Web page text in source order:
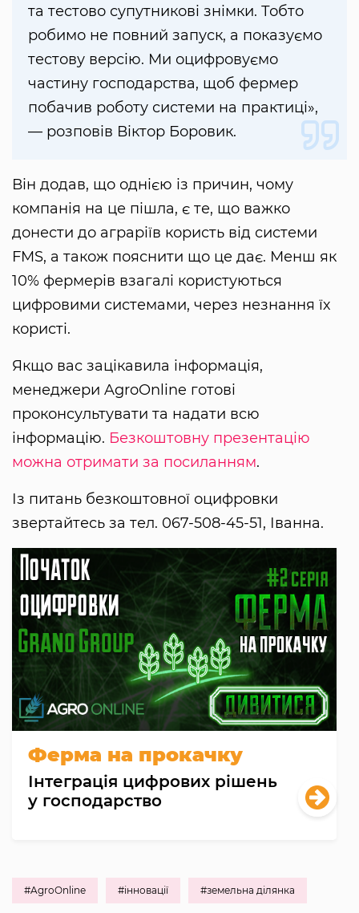
та тестово супутникові знімки. Тобто
робимо не повний запуск, а показуємо
тестову версію. Ми оцифровуємо
частину господарства, щоб фермер
побачив роботу системи на практиці»,
— розповів Віктор Боровик.
Він додав, що однією із причин, чому
компанія на це пішла, є те, що важко
донести до аграріїв користь від системи
FMS, а також пояснити що це дає. Менш як
10% фермерів взагалі користуються
цифровими системами, через незнання їх
користі.
Якщо вас зацікавила інформація,
менеджери AgroOnline готові
проконсультувати та надати всю
інформацію. Безкоштовну презентацію
можна отримати за посиланням.
Із питань безкоштовної оцифровки
звертайтесь за тел. 067-508-45-51, Іванна.
Ферма на прокачку
Інтеграція цифрових рішень
у господарство
#AgroOnline #інновації #земельна ділянка